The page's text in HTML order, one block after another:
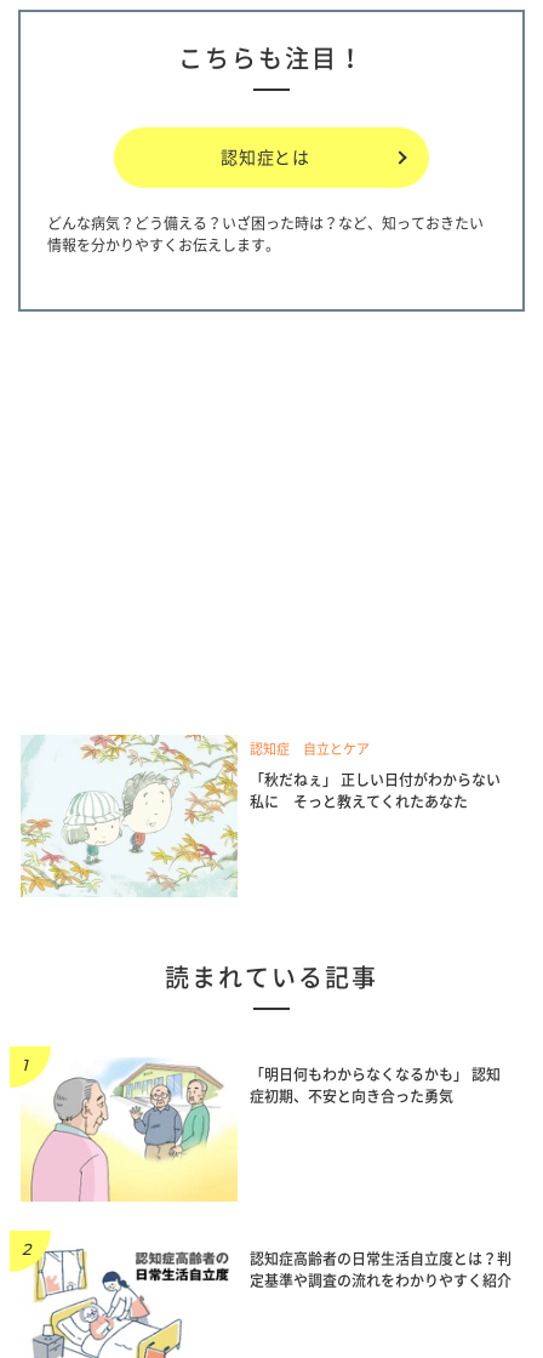
こちらも注目！
認知症とは
どんな病気？どう備える？いざ困った時は？など、知っておきたい
情報を分かりやすくお伝えします。
認知症 自立とケア
「秋だねぇ」 正しい日付がわからない
私に そっと教えてくれたあなた
読まれている記事
「明日何もわからなくなるかも」 認知
症初期、不安と向き合った勇気
認知症高齢者の日常生活自立度とは？判
定基準や調査の流れをわかりやすく紹介